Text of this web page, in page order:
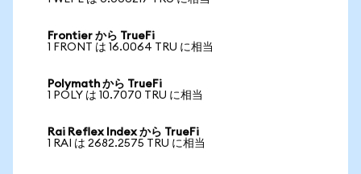
Frontier から TrueFi
1 FRONT は 16.0064 TRU に相当
Polymath から TrueFi
1 POLY は 10.7070 TRU に相当
Rai Reflex Index から TrueFi
1 RAI は 2682.2575 TRU に相当